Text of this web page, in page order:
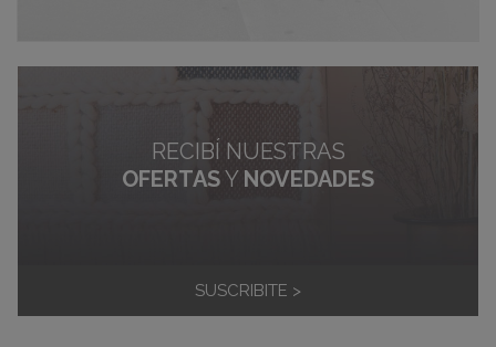
RECIBÍ NUESTRAS
OFERTASY NOVEDADES
SUSCRIBITE >